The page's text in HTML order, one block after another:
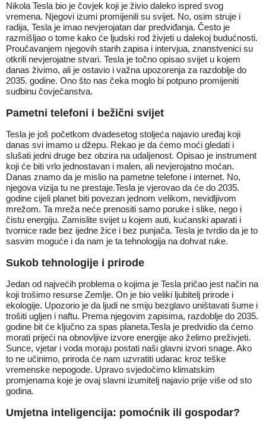
Nikola Tesla bio je čovjek koji je živio daleko ispred svog
vremena. Njegovi izumi promijenili su svijet. No, osim struje i
radija, Tesla je imao nevjerojatan dar predviđanja. Često je
razmišljao o tome kako će ljudski rod živjeti u dalekoj budućnosti.
Proučavanjem njegovih starih zapisa i intervjua, znanstvenici su
otkrili nevjerojatne stvari. Tesla je točno opisao svijet u kojem
danas živimo, ali je ostavio i važna upozorenja za razdoblje do
2035. godine. Ono što nas čeka moglo bi potpuno promijeniti
sudbinu čovječanstva.
Pametni telefoni i bežični svijet
Tesla je još početkom dvadesetog stoljeća najavio uređaj koji
danas svi imamo u džepu. Rekao je da ćemo moći gledati i
slušati jedni druge bez obzira na udaljenost. Opisao je instrument
koji će biti vrlo jednostavan i malen, ali nevjerojatno moćan.
Danas znamo da je mislio na pametne telefone i internet. No,
njegova vizija tu ne prestaje.Tesla je vjerovao da će do 2035.
godine cijeli planet biti povezan jednom velikom, nevidljivom
mrežom. Ta mreža neće prenositi samo poruke i slike, nego i
čistu energiju. Zamislite svijet u kojem auti, kućanski aparati i
tvornice rade bez ijedne žice i bez punjača. Tesla je tvrdio da je to
sasvim moguće i da nam je ta tehnologija na dohvat ruke.
Sukob tehnologije i prirode
Jedan od najvećih problema o kojima je Tesla pričao jest način na
koji trošimo resurse Zemlje. On je bio veliki ljubitelj prirode i
ekologije. Upozorio je da ljudi ne smiju bezglavo uništavati šume i
trošiti ugljen i naftu. Prema njegovim zapisima, razdoblje do 2035.
godine bit će ključno za spas planeta.Tesla je predvidio da ćemo
morati prijeći na obnovljive izvore energije ako želimo preživjeti.
Sunce, vjetar i voda moraju postati naši glavni izvori snage. Ako
to ne učinimo, priroda će nam uzvratiti udarac kroz teške
vremenske nepogode. Upravo svjedočimo klimatskim
promjenama koje je ovaj slavni izumitelj najavio prije više od sto
godina.
Umjetna inteligencija: pomoćnik ili gospodar?